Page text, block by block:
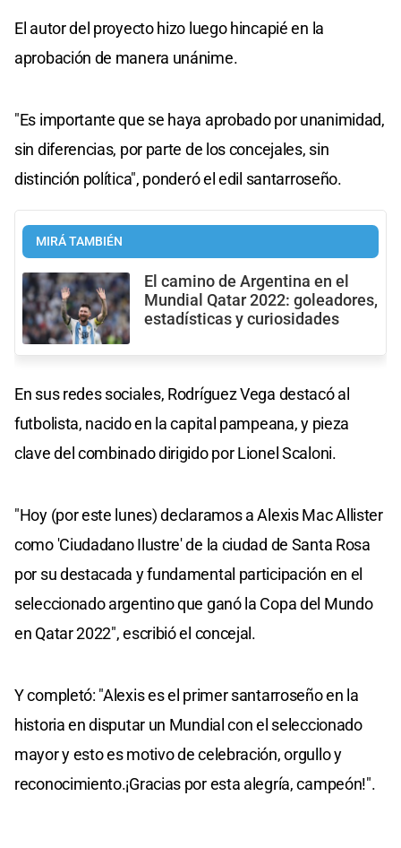
El autor del proyecto hizo luego hincapié en la
aprobación de manera unánime.
"Es importante que se haya aprobado por unanimidad,
sin diferencias, por parte de los concejales, sin
distinción política", ponderó el edil santarroseño.
MIRÁ TAMBIÉN
El camino de Argentina en el
Mundial Qatar 2022: goleadores,
estadísticas y curiosidades
En sus redes sociales, Rodríguez Vega destacó al
futbolista, nacido en la capital pampeana, y pieza
clave del combinado dirigido por Lionel Scaloni.
"Hoy (por este lunes) declaramos a Alexis Mac Allister
como 'Ciudadano Ilustre' de la ciudad de Santa Rosa
por su destacada y fundamental participación en el
seleccionado argentino que ganó la Copa del Mundo
en Qatar 2022", escribió el concejal.
Y completó: "Alexis es el primer santarroseño en la
historia en disputar un Mundial con el seleccionado
mayor y esto es motivo de celebración, orgullo y
reconocimiento.¡Gracias por esta alegría, campeón!".